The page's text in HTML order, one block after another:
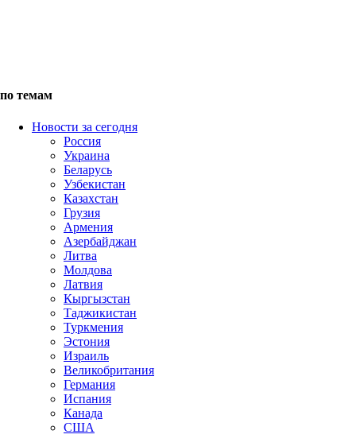
по темам
Новости за сегодня
Россия
Украина
Беларусь
Узбекистан
Казахстан
Грузия
Армения
Азербайджан
Литва
Молдова
Латвия
Кыргызстан
Таджикистан
Туркмения
Эстония
Израиль
Великобритания
Германия
Испания
Канада
США